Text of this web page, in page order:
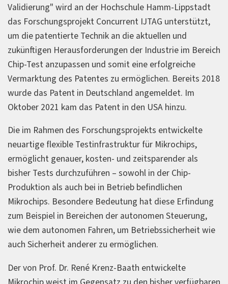
Validierung" wird an der Hochschule Hamm-Lippstadt
das Forschungsprojekt Concurrent IJTAG unterstützt,
um die patentierte Technik an die aktuellen und
zukünftigen Herausforderungen der Industrie im Bereich
Chip-Test anzupassen und somit eine erfolgreiche
Vermarktung des Patentes zu ermöglichen. Bereits 2018
wurde das Patent in Deutschland angemeldet. Im
Oktober 2021 kam das Patent in den USA hinzu.
Die im Rahmen des Forschungsprojekts entwickelte
neuartige flexible Testinfrastruktur für Mikrochips,
ermöglicht genauer, kosten- und zeitsparender als
bisher Tests durchzuführen – sowohl in der Chip-
Produktion als auch bei in Betrieb befindlichen
Mikrochips. Besondere Bedeutung hat diese Erfindung
zum Beispiel in Bereichen der autonomen Steuerung,
wie dem autonomen Fahren, um Betriebssicherheit wie
auch Sicherheit anderer zu ermöglichen.
Der von Prof. Dr. René Krenz-Baath entwickelte